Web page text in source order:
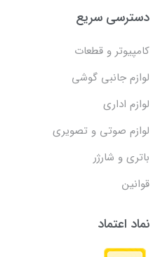
دسترسی سریع
کامپیوتر و قطعات
لوازم جانبی گوشی
لوازم اداری
لوازم صوتی و تصویری
باتری و شارژر
قوانین
نماد اعتماد